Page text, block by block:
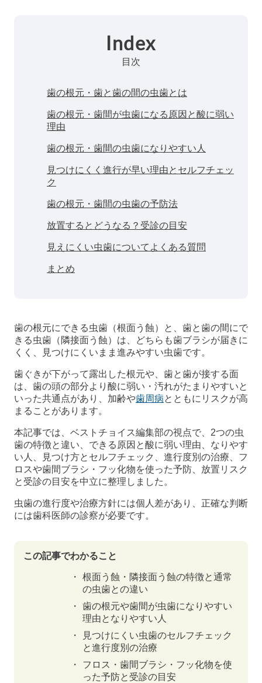
Index
目次
歯の根元・歯と歯の間の虫歯とは
歯の根元・歯間が虫歯になる原因と酸に弱い
理由
歯の根元・歯間の虫歯になりやすい人
見つけにくく進行が早い理由とセルフチェッ
ク
歯の根元・歯間の虫歯の予防法
放置するとどうなる？受診の目安
見えにくい虫歯についてよくある質問
まとめ
歯の根元にできる虫歯（根面う蝕）と、歯と歯の間にで
きる虫歯（隣接面う蝕）は、どちらも歯ブラシが届きに
くく、見つけにくいまま進みやすい虫歯です。
歯ぐきが下がって露出した根元や、歯と歯が接する面
は、歯の頭の部分より酸に弱い・汚れがたまりやすいと
いった共通点があり、加齢や歯周病とともにリスクが高
まることがあります。
本記事では、ベストチョイス編集部の視点で、2つの虫
歯の特徴と違い、できる原因と酸に弱い理由、なりやす
い人、見つけ方とセルフチェック、進行度別の治療、フ
ロスや歯間ブラシ・フッ化物を使った予防、放置リスク
と受診の目安を中立に整理しました。
虫歯の進行度や治療方針には個人差があり、正確な判断
には歯科医師の診察が必要です。
この記事でわかること
根面う蝕・隣接面う蝕の特徴と通常
の虫歯との違い
歯の根元や歯間が虫歯になりやすい
理由となりやすい人
見つけにくい虫歯のセルフチェック
と進行度別の治療
フロス・歯間ブラシ・フッ化物を使
った予防と受診の目安